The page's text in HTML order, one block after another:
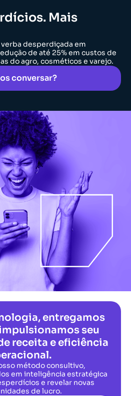
Mais
desperdiçada em
de até 25% em custos de
do agro, cosméticos e varejo.
conversar?
entregamos
seu
receita e eficiência
método consultivo,
em inteligência estratégica
e revelar novas
de lucro.